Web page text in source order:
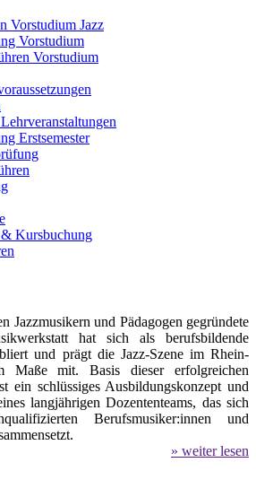
Vorstudium Jazz
Vorstudium
Vorstudium
Erstsemester
Kursbuchung
Jazzmusikern und Pädagogen gegründete
hat sich als berufsbildende
und prägt die Jazz-Szene im Rhein-
Maße mit. Basis dieser erfolgreichen
ein schlüssiges Ausbildungskonzept und
langjährigen Dozententeams, das sich
Berufsmusiker:innen und
» weiter lesen